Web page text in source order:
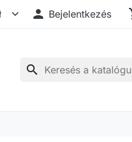
 Bejelentkezés
search